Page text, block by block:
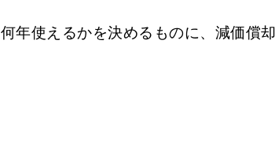
年使えるかを決めるものに、減価償